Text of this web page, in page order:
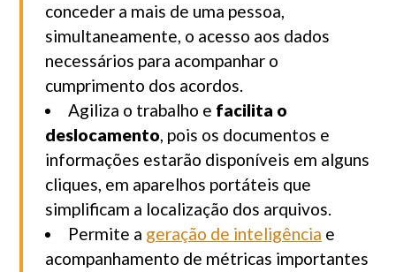
conceder a mais de uma pessoa,
simultaneamente, o acesso aos dados
necessários para acompanhar o
cumprimento dos acordos.
Agiliza o trabalho e facilita o
deslocamento, pois os documentos e
informações estarão disponíveis em alguns
cliques, em aparelhos portáteis que
simplificam a localização dos arquivos.
Permite a geração de inteligência e
acompanhamento de métricas importantes